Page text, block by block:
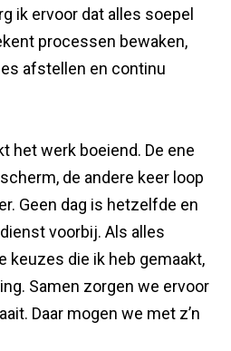
ik ervoor dat alles soepel
processen bewaken,
afstellen en continu
het werk boeiend. De ene
de andere keer loop
Geen dag is hetzelfde en
voorbij. Als alles
keuzes die ik heb gemaakt,
Samen zorgen we ervoor
Daar mogen we met z’n